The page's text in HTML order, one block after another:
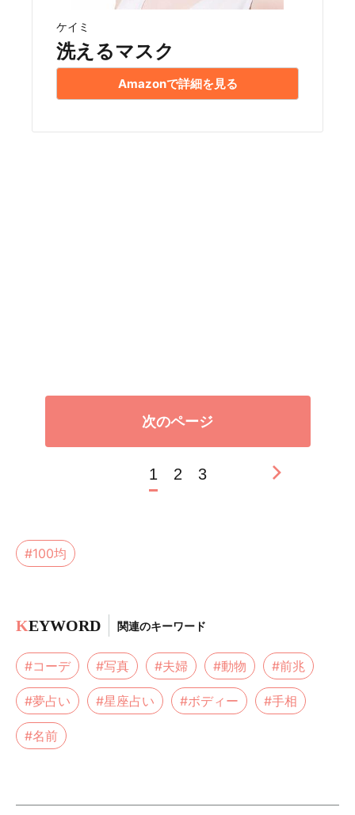
ケイミ
洗えるマスク
Amazonで詳細を見る
次のページ
1 2 3
#100均
KEYWORD 関連のキーワード
#コーデ #写真 #夫婦 #動物 #前兆
#夢占い #星座占い #ボディー #手相
#名前